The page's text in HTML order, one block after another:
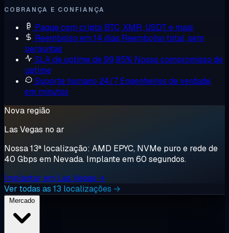
COBRANÇA E CONFIANÇA
Pague com cripto BTC, XMR, USDT e mais
Reembolso em 14 dias Reembolso total, sem
perguntas
SLA de uptime de 99,95% Nosso compromisso de
uptime
Suporte humano 24/7 Engenheiros de verdade,
em minutos
Nova região
Las Vegas no ar
Nossa 13ª localização: AMD EPYC, NVMe puro e rede de
40 Gbps em Nevada. Implante em 60 segundos.
Implantar em Las Vegas →
Ver todas as 13 localizações →